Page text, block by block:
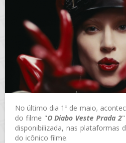
No último dia 1º de maio,
do filme "O Diabo Veste Prada 2
disponibilizada, nas plataformas
do icônico filme.